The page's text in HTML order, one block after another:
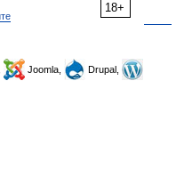
18+
Joomla,
Drupal,